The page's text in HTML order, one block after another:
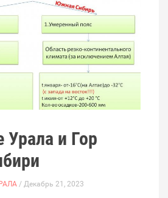
Урала и Гор
/ Декабрь 21, 2023